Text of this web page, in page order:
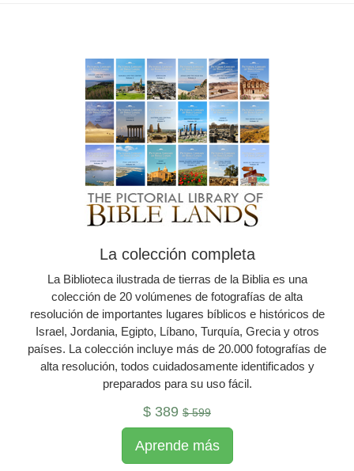
La colección completa
La Biblioteca ilustrada de tierras de la Biblia es una
colección de 20 volúmenes de fotografías de alta
resolución de importantes lugares bíblicos e históricos de
Israel, Jordania, Egipto, Líbano, Turquía, Grecia y otros
países. La colección incluye más de 20.000 fotografías de
alta resolución, todos cuidadosamente identificados y
preparados para su uso fácil.
$ 389 $ 599
Aprende más